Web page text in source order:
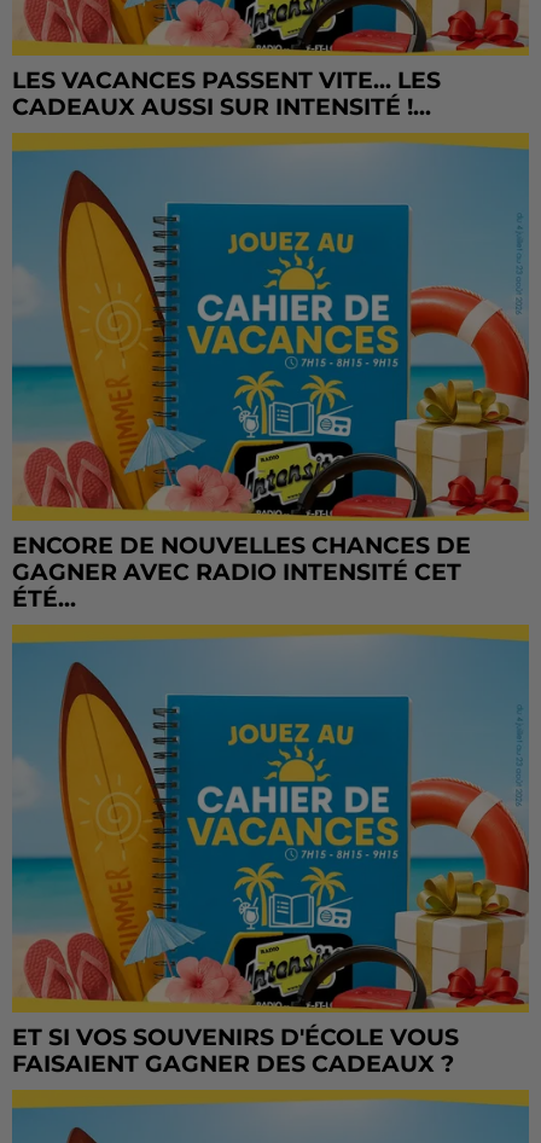
LES VACANCES PASSENT VITE... LES
CADEAUX AUSSI SUR INTENSITÉ !...
ENCORE DE NOUVELLES CHANCES DE
GAGNER AVEC RADIO INTENSITÉ CET
ÉTÉ...
ET SI VOS SOUVENIRS D'ÉCOLE VOUS
FAISAIENT GAGNER DES CADEAUX ?